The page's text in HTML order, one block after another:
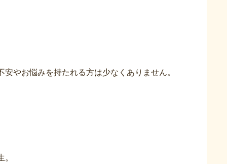
やお悩みを持たれる方は少なくありません。